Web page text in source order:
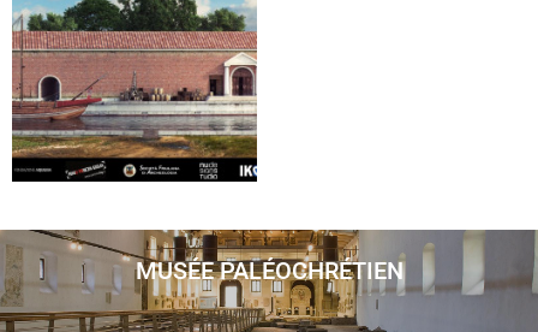
MUSÉE PALÉOCHRÉTIEN